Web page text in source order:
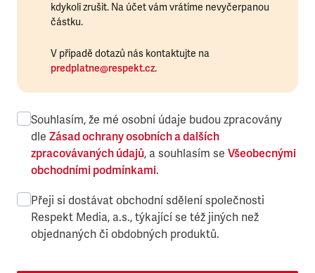
kdykoli zrušit. Na účet vám vrátíme nevyčerpanou
částku.
V případě dotazů nás kontaktujte na
predplatne@respekt.cz.
Souhlasím, že mé osobní údaje budou zpracovány
dle Zásad ochrany osobních a dalších
zpracovávaných údajů, a souhlasím se Všeobecnými
obchodními podmínkami.
Přeji si dostávat obchodní sdělení společnosti
Respekt Media, a.s., týkající se též jiných než
objednaných či obdobných produktů.